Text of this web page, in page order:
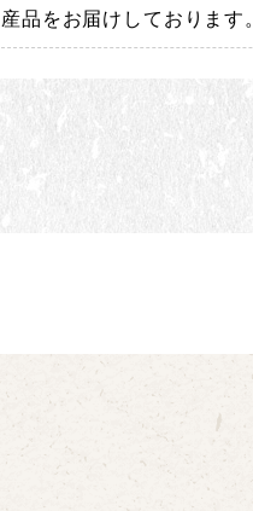
産品をお届けしております。